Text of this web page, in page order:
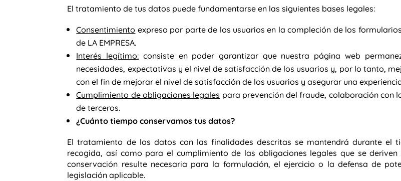
El tratamiento de tus datos puede fundamentarse en las siguientes bases legales:
Consentimiento expreso por parte de los usuarios en la compleción de los
de LA EMPRESA.
Interés legítimo: consiste en poder garantizar que nuestra página web
necesidades, expectativas y el nivel de satisfacción de los usuarios y, por lo tanto,
con el fin de mejorar el nivel de satisfacción de los usuarios y asegurar una
Cumplimiento de obligaciones legales para prevención del fraude, colaboración con
de terceros.
¿Cuánto tiempo conservamos tus datos?
El tratamiento de los datos con las finalidades descritas se mantendrá durante el
recogida, así como para el cumplimiento de las obligaciones legales que se
conservación resulte necesaria para la formulación, el ejercicio o la defensa de
legislación aplicable.